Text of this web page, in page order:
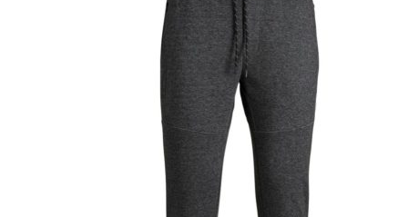
Puvuntakit ja blazerit
Miesten housut
Miesten housut
Miesten farkut
Miesten collegehousut
Miesten shortsit
Miesten asusteet
Vyöt ja olkaimet
Solmiot, rusetit ja taskuliinat
Miesten päähineet, huivit ja käsineet
Miesten yöasut ja alusvaatteet
Miesten alusvaatteet